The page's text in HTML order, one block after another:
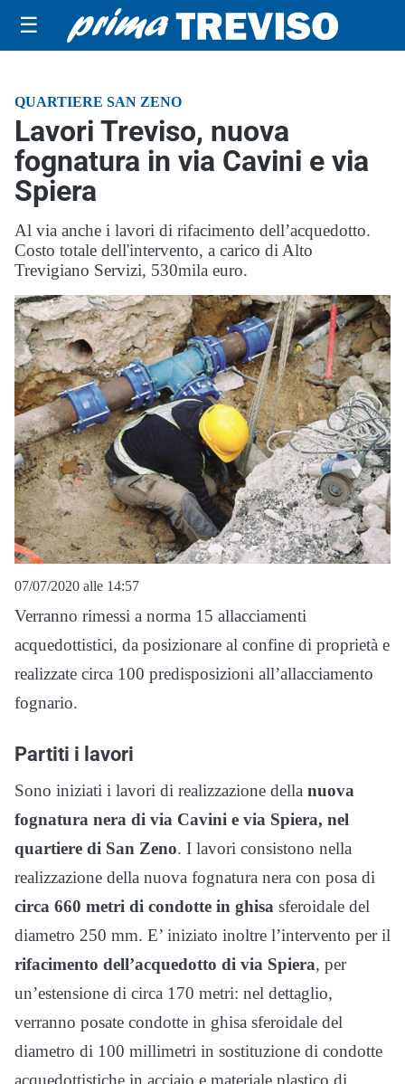
☰
QUARTIERE SAN ZENO
Lavori Treviso, nuova
fognatura in via Cavini e via
Spiera
Al via anche i lavori di rifacimento dell’acquedotto.
Costo totale dell'intervento, a carico di Alto
Trevigiano Servizi, 530mila euro.
07/07/2020 alle 14:57
Verranno rimessi a norma 15 allacciamenti
acquedottistici, da posizionare al confine di proprietà e
realizzate circa 100 predisposizioni all’allacciamento
fognario.
Partiti i lavori
Sono iniziati i lavori di realizzazione della nuova
fognatura nera di via Cavini e via Spiera, nel
quartiere di San Zeno. I lavori consistono nella
realizzazione della nuova fognatura nera con posa di
circa 660 metri di condotte in ghisa sferoidale del
diametro 250 mm. E’ iniziato inoltre l’intervento per il
rifacimento dell’acquedotto di via Spiera, per
un’estensione di circa 170 metri: nel dettaglio,
verranno posate condotte in ghisa sferoidale del
diametro di 100 millimetri in sostituzione di condotte
acquedottistiche in acciaio e materiale plastico di